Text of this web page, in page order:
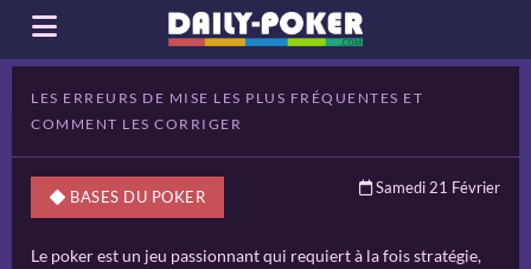
LES ERREURS DE MISE LES PLUS FRÉQUENTES ET
COMMENT LES CORRIGER
BASES DU POKER Samedi 21 Février
Le poker est un jeu passionnant qui requiert à la fois stratégie,